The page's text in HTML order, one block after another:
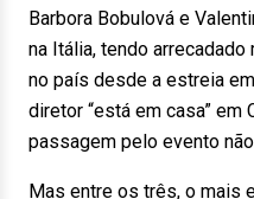
Barbora Bobulová e
na Itália, tendo
no país desde a estreia
diretor “está em casa” em
passagem pelo evento
Mas entre os três, o mais